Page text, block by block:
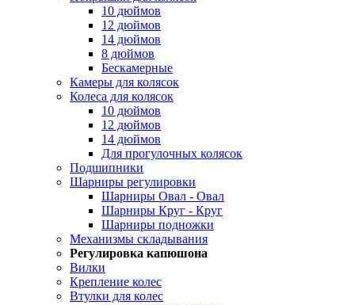
10 дюймов
12 дюймов
14 дюймов
8 дюймов
Бескамерные
Камеры для колясок
Колеса для колясок
10 дюймов
12 дюймов
14 дюймов
Для прогулочных колясок
Подшипники
Шарниры регулировки
Шарниры Овал - Овал
Шарниры Круг - Круг
Шарниры подножки
Механизмы складывания
Регулировка капюшона
Вилки
Крепление колес
Втулки для колес